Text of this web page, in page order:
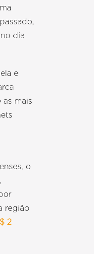
dia
e
mais
o
região
2